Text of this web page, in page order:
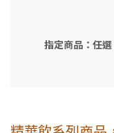
指定商品：任